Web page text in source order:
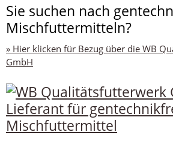
Sie suchen nach
Mischfuttermitteln?
» Hier klicken für Bezug über die WB
GmbH